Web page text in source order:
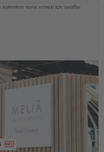
eyleminin sona ermesi için taraflar